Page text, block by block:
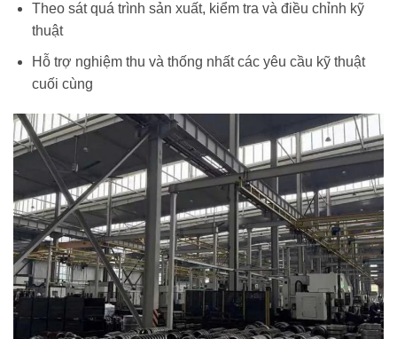
Theo sát quá trình sản xuất, kiểm tra và điều chỉnh kỹ
thuật
Hỗ trợ nghiệm thu và thống nhất các yêu cầu kỹ thuật
cuối cùng